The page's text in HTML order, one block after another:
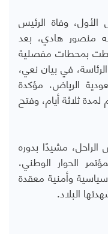
وفاة الرئيس
منصور هادي، بعد
بمحطات مفصلية
في بيان نعي،
الرياض، مؤكدة
ثلاثة أيام، وفتح
مشيدًا بدوره
الحوار الوطني،
وأمنية معقدة
البلاد.